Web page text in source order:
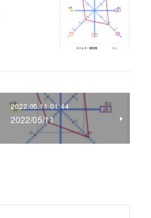
2022.05.11 01:44
2022/05/11